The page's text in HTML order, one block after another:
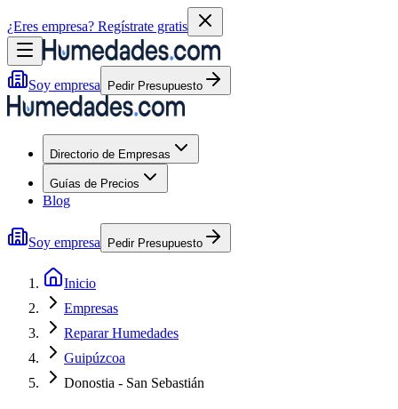
¿Eres empresa? Regístrate gratis
Soy empresa Pedir Presupuesto
Directorio de Empresas
Guías de Precios
Blog
Soy empresa Pedir Presupuesto
Inicio
Empresas
Reparar Humedades
Guipúzcoa
Donostia - San Sebastián